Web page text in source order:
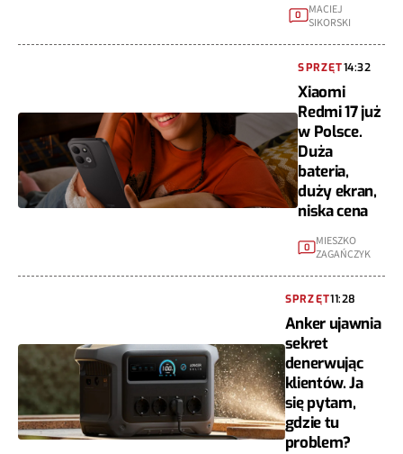
0
MACIEJ
SIKORSKI
SPRZĘT14:32
Xiaomi
Redmi 17 już
w Polsce.
Duża
bateria,
duży ekran,
niska cena
0
MIESZKO
ZAGAŃCZYK
SPRZĘT11:28
Anker ujawnia
sekret
denerwując
klientów. Ja
się pytam,
gdzie tu
problem?